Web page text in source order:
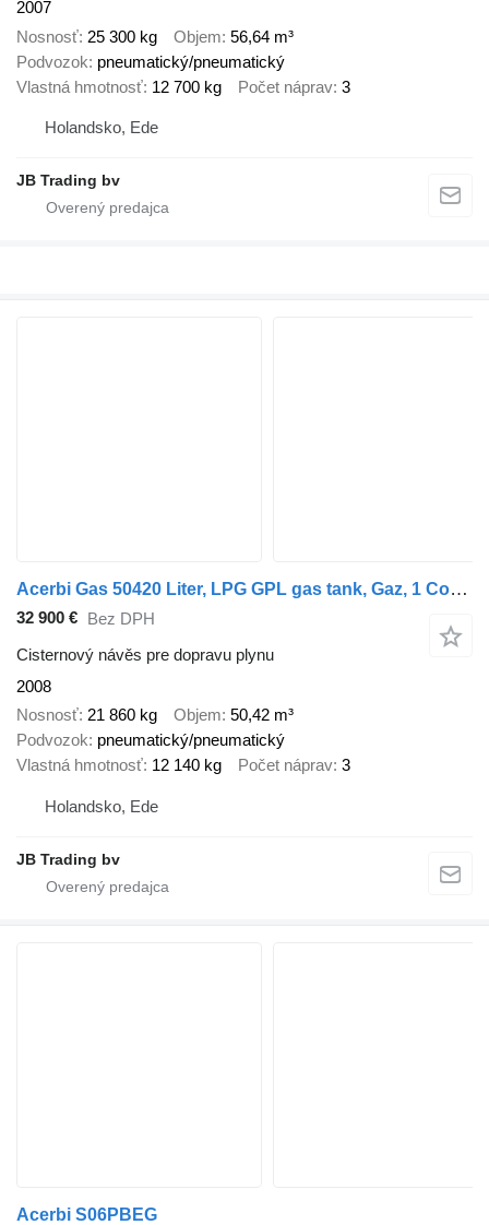
2007
Nosnosť 25 300 kg Objem 56,64 m³
Podvozok pneumatický/pneumatický
Vlastná hmotnosť 12 700 kg Počet náprav 3
Holandsko, Ede
JB Trading bv
Acerbi Gas 50420 Liter, LPG GPL gas tank, Gaz, 1 Compartment
32 900 € Bez DPH
Cisternový návěs pre dopravu plynu
2008
Nosnosť 21 860 kg Objem 50,42 m³
Podvozok pneumatický/pneumatický
Vlastná hmotnosť 12 140 kg Počet náprav 3
Holandsko, Ede
JB Trading bv
Acerbi S06PBEG